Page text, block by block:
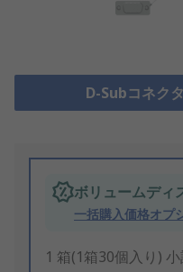
D-Subコネク
ボリュームディ
一括購入価格オプ
1 箱(1箱30個入り)